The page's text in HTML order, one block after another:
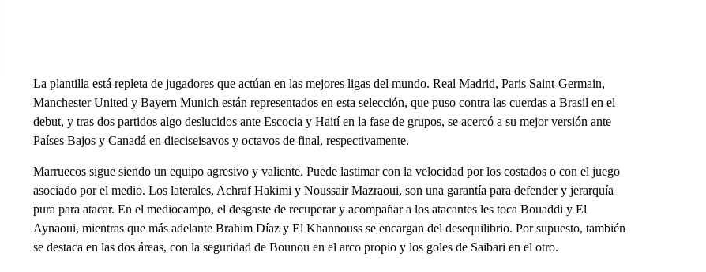
La plantilla está repleta de jugadores que actúan en las mejores ligas del mundo. Real Madrid, Paris Saint-Germain,
Manchester United y Bayern Munich están representados en esta selección, que puso contra las cuerdas a Brasil en el
debut, y tras dos partidos algo deslucidos ante Escocia y Haití en la fase de grupos, se acercó a su mejor versión ante
Países Bajos y Canadá en dieciseisavos y octavos de final, respectivamente.
Marruecos sigue siendo un equipo agresivo y valiente. Puede lastimar con la velocidad por los costados o con el juego
asociado por el medio. Los laterales, Achraf Hakimi y Noussair Mazraoui, son una garantía para defender y jerarquía
pura para atacar. En el mediocampo, el desgaste de recuperar y acompañar a los atacantes les toca Bouaddi y El
Aynaoui, mientras que más adelante Brahim Díaz y El Khannouss se encargan del desequilibrio. Por supuesto, también
se destaca en las dos áreas, con la seguridad de Bounou en el arco propio y los goles de Saibari en el otro.